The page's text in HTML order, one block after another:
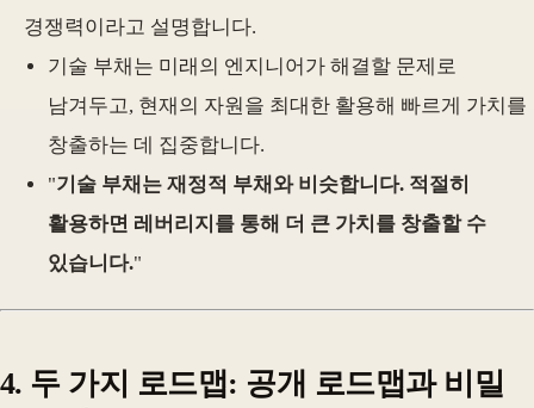
경쟁력이라고 설명합니다.
기술 부채는 미래의 엔지니어가 해결할 문제로
남겨두고, 현재의 자원을 최대한 활용해 빠르게 가치를
창출하는 데 집중합니다.
"기술 부채는 재정적 부채와 비슷합니다. 적절히
활용하면 레버리지를 통해 더 큰 가치를 창출할 수
있습니다."
4. 두 가지 로드맵: 공개 로드맵과 비밀